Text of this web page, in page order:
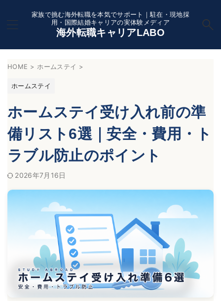
家族で挑む海外転職を本気でサポート｜駐在・現地採
用・国際結婚キャリアの実体験メディア
海外転職キャリアLABO
HOME > ホームステイ >
ホームステイ
ホームステイ受け入れ前の準
備リスト6選｜安全・費用・ト
ラブル防止のポイント
2026年7月16日